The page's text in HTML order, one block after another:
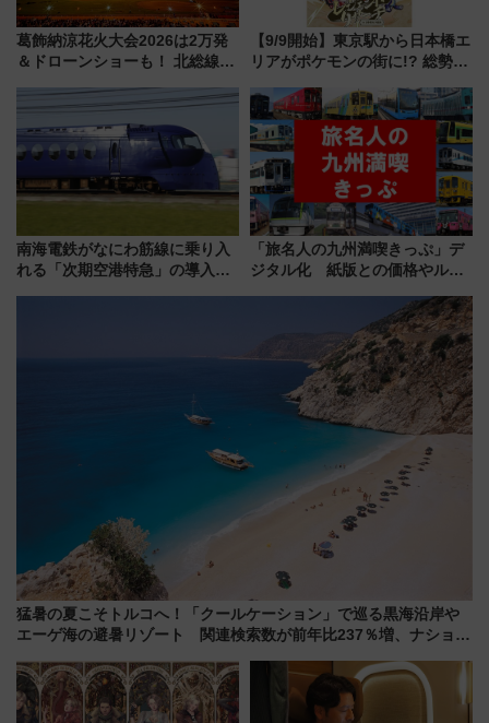
葛飾納涼花火大会2026は2万発
＆ドローンショーも！ 北総線を
車、観覧スポット情報と周辺観
光まとめ（7/28開催）
【9/9開始】東京駅から日本橋エ
リアがポケモンの街に!? 総勢
リサーチ」本格謎解き・グッズ
情報まとめ
南海電鉄がなにわ筋線に乗り入
れる「次期空港特急」の導入を
「旅名人の九州満喫きっぷ」デ
ジタル化 紙版との価格やルー
猛暑の夏こそトルコへ！「クールケーション」で巡る黒海沿岸や
エーゲ海の避暑リゾート 関連検索数が前年比237％増、ナショジ